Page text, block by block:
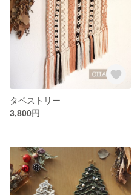
タペストリー
3,800円